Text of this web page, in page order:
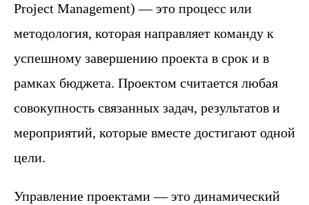
Project Management) — это процесс или
методология, которая направляет команду к
успешному завершению проекта в срок и в
рамках бюджета. Проектом считается любая
совокупность связанных задач, результатов и
мероприятий, которые вместе достигают одной
цели.
Управление проектами — это динамический